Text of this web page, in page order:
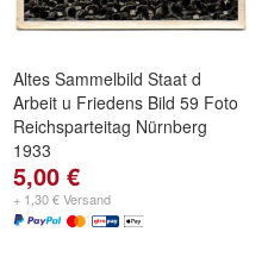
Altes Sammelbild Staat d
Arbeit u Friedens Bild 59 Foto
Reichsparteitag Nürnberg
1933
5,00 €
+ 1,30 € Versand